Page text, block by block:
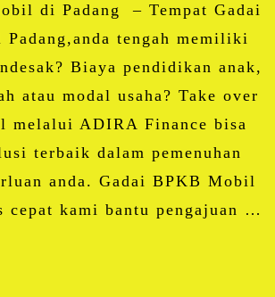
di Padang – Tempat Gadai
tengah memiliki
Biaya pendidikan anak,
atau modal usaha? Take over
melalui ADIRA Finance bisa
terbaik dalam pemenuhan
anda. Gadai BPKB Mobil
cepat kami bantu pengajuan …